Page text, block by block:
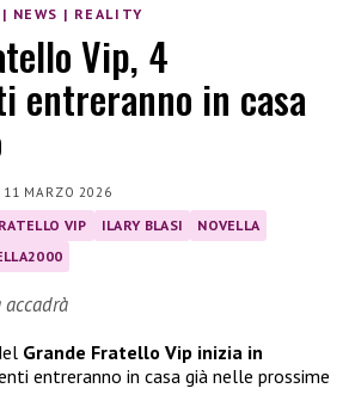
| NEWS | REALITY
Vip, 4
entreranno in casa
11 MARZO 2026
VIP ILARY BLASI
NOVELLA
accadrà
Grande Fratello Vip inizia in
entreranno in casa già nelle prossime